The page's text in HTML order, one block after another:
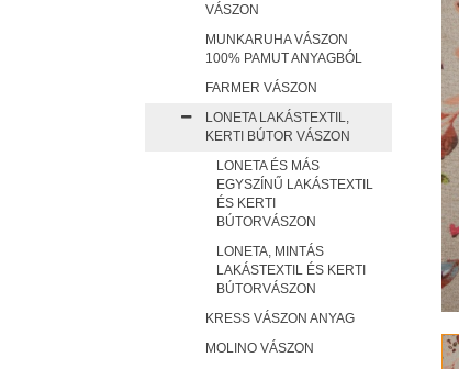
VÁSZON
MUNKARUHA VÁSZON
100% PAMUT ANYAGBÓL
FARMER VÁSZON
LONETA LAKÁSTEXTIL,
KERTI BÚTOR VÁSZON
LONETA ÉS MÁS
EGYSZÍNŰ LAKÁSTEXTIL
ÉS KERTI
BÚTORVÁSZON
LONETA, MINTÁS
LAKÁSTEXTIL ÉS KERTI
BÚTORVÁSZON
KRESS VÁSZON ANYAG
MOLINO VÁSZON